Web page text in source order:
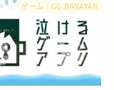
ゲーム｜GG.BANAYAN